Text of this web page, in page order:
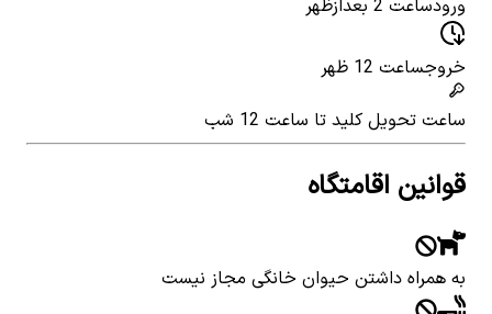
ورودساعت 2 بعدازظهر
خروجساعت 12 ظهر
ساعت تحویل کلید تا ساعت 12 شب
قوانین اقامتگاه
به همراه داشتن حیوان خانگی مجاز نیست